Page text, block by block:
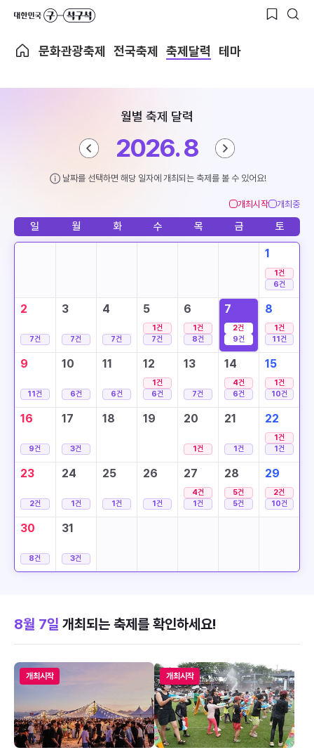
문화관광축제 전국축제 축제달력 테마
월별 축제 달력
2026. 8
날짜를 선택하면 해당 일자에 개최되는 축제를 볼 수 있어요!
개최시작 개최중
일 월 화 수 목 금 토
1
1건
6건
2
7건
3
7건
4
7건
5
1건
7건
6
1건
8건
7
2건
9건
8
1건
11건
9
11건
10
6건
11
6건
12
1건
6건
13
7건
14
4건
6건
15
1건
10건
16
9건
17
3건
18 19 20
1건
21
1건
22
1건
1건
23
2건
24
1건
25
1건
26
1건
27
4건
1건
28
5건
5건
29
2건
10건
30
8건
31
3건
8월 7일 개최되는 축제를 확인하세요!
개최시작 개최시작